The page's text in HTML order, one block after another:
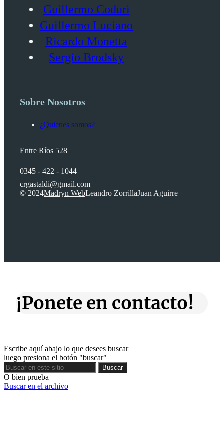
Guillermo Coduri
Guillermo Luciano
Ricardo Monetta
Sergio Brodsky
Sobre Nosotros
¿Quienes somos?
Entre Ríos 528
0345 - 422 - 1044
crgastaldi@gmail.com
© 2024Madryn WebLeandro ZorrillaJuan Aguirre
¡Ponete en contacto!
Escribe aquí abajo lo que desees buscar
luego presiona el botón "buscar"
Buscar
Buscar
O bien prueba
Buscar en el archivo